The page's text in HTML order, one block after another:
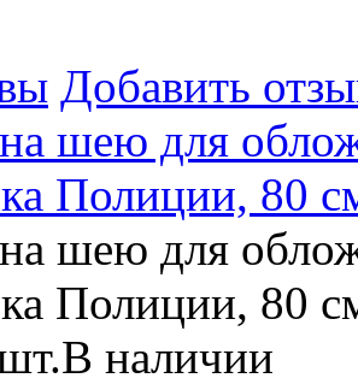
Добавить
шею для
Полиции, 80
шею для
Полиции, 80
В наличии